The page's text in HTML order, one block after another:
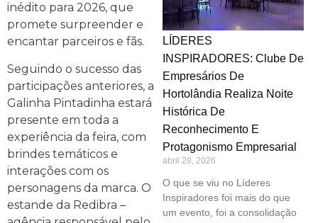
inédito para 2026, que
promete surpreender e
encantar parceiros e fãs.
Seguindo o sucesso das
participações anteriores, a
Galinha Pintadinha estará
presente em toda a
experiência da feira, com
brindes temáticos e
interações com os
personagens da marca. O
estande da Redibra –
LÍDERES
INSPIRADORES: Clube De
Empresários De
Hortolândia Realiza Noite
Histórica De
Reconhecimento E
Protagonismo Empresarial
abril 28, 2026
O que se viu no Líderes
Inspiradores foi mais do que
um evento, foi a consolidação